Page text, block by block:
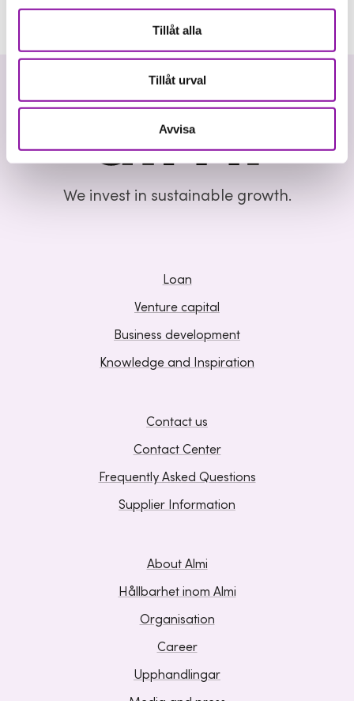
Tillåt alla
Tillåt urval
Avvisa
We invest in sustainable growth.
Loan
Venture capital
Business development
Knowledge and Inspiration
Contact us
Contact Center
Frequently Asked Questions
Supplier Information
About Almi
Hållbarhet inom Almi
Organisation
Career
Upphandlingar
Media and press